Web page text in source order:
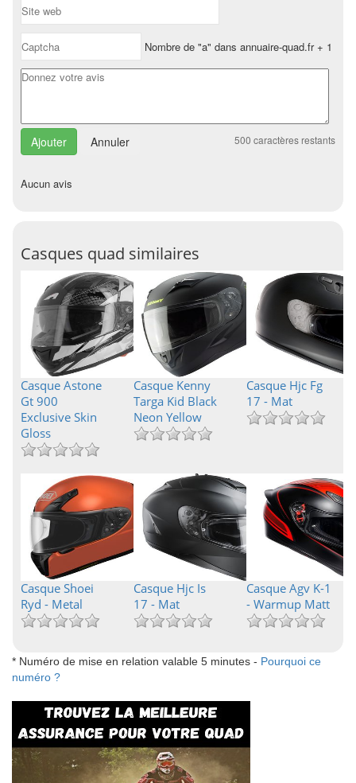
Nombre de "a" dans annuaire-quad.fr + 1
Annuler 500 caractères restants
Aucun avis
Casques quad similaires
Casque Astone
Gt 900
Exclusive Skin
Gloss
Casque Kenny
Targa Kid Black
Neon Yellow
Casque Hjc Fg
17 - Mat
Casque Shoei
Ryd - Metal
Casque Hjc Is
17 - Mat
Casque Agv K-1
- Warmup Matt
* Numéro de mise en relation valable 5 minutes - Pourquoi ce
numéro ?